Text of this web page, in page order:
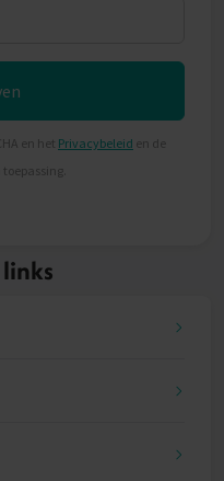
en het Privacybeleid en de